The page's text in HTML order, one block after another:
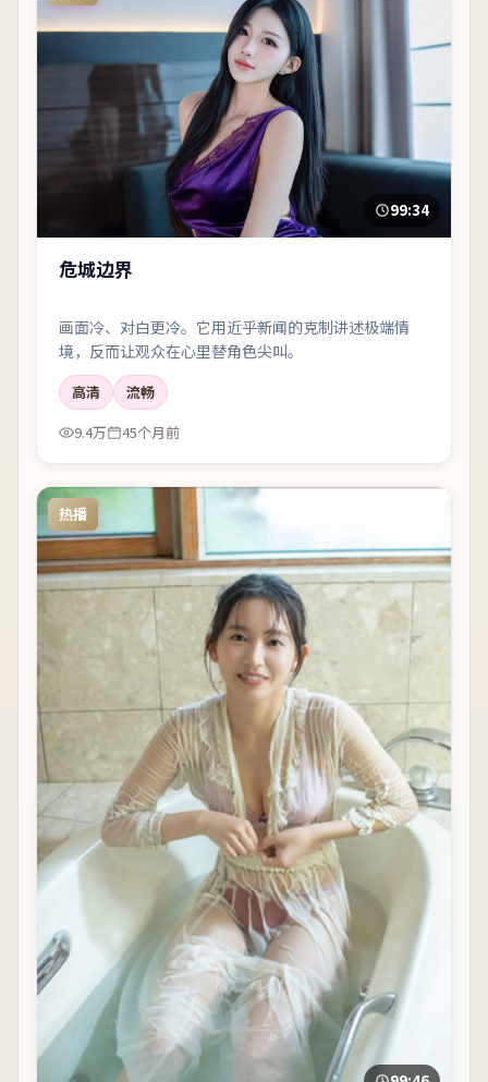
99:34
危城边界
画面冷、对白更冷。它用近乎新闻的克制讲述极端情
境，反而让观众在心里替角色尖叫。
高清
流畅
9.4万
45个月前
热播